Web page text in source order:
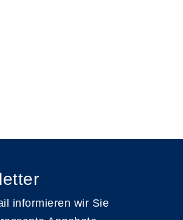
informieren wir Sie